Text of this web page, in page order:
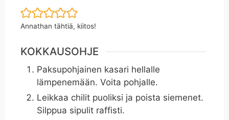
Annathan tähtiä, kiitos!
KOKKAUSOHJE
Paksupohjainen kasari hellalle
lämpenemään. Voita pohjalle.
Leikkaa chilit puoliksi ja poista siemenet.
Silppua sipulit raffisti.